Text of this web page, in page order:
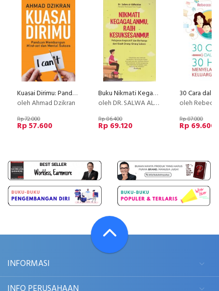
Kuasai Dirimu: Panduan Membangun Mind-set dan Mental Sukses
oleh Ahmad Dzikran
Rp 72.000
Rp 57.600
Buku Nikmati Kegagalanmu, Raih Kesuksesanmu! Pelajaran Inspiratif
oleh DR. SALWA AL-UDHAIDAN
Rp 86.400
Rp 69.120
oleh Rebecca
Rp 87.000
Rp 69.600
INFORMASI